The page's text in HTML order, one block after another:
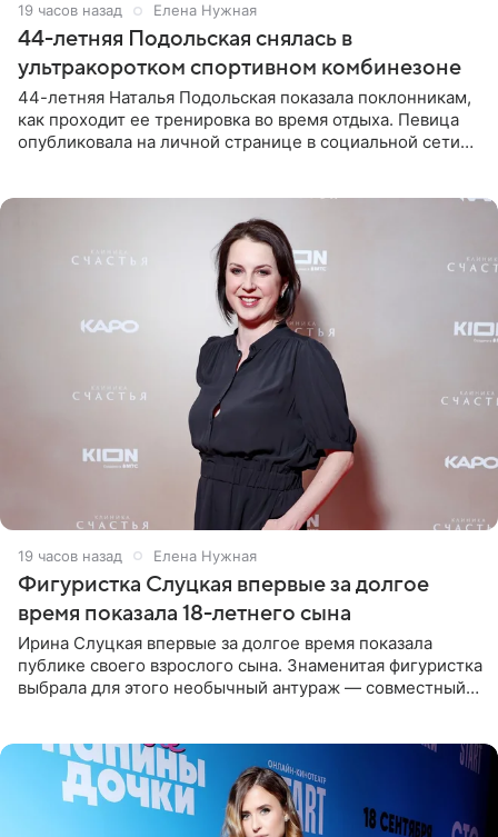
19 часов назад Елена Нужная
44-летняя Подольская снялась в
ультракоротком спортивном комбинезоне
44-летняя Наталья Подольская показала поклонникам,
как проходит ее тренировка во время отдыха. Певица
опубликовала на личной странице в социальной сети
19 часов назад Елена Нужная
Фигуристка Слуцкая впервые за долгое
время показала 18-летнего сына
Ирина Слуцкая впервые за долгое время показала
публике своего взрослого сына. Знаменитая фигуристка
выбрала для этого необычный антураж — совместный